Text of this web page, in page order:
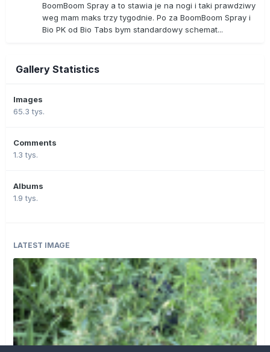
BoomBoom Spray a to stawia je na nogi i taki prawdziwy
weg mam maks trzy tygodnie. Po za BoomBoom Spray i
Bio PK od Bio Tabs bym standardowy schemat...
Gallery Statistics
Images
65.3 tys.
Comments
1.3 tys.
Albums
1.9 tys.
LATEST IMAGE